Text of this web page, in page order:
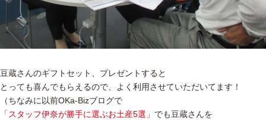
豆蔵さんのギフトセット、プレゼントすると
とっても喜んでもらえるので、よく利用させていただいてます！
（ちなみに以前OKa-Bizブログで
「スタッフ伊奈が勝手に選ぶお土産5選」 でも豆蔵さんを